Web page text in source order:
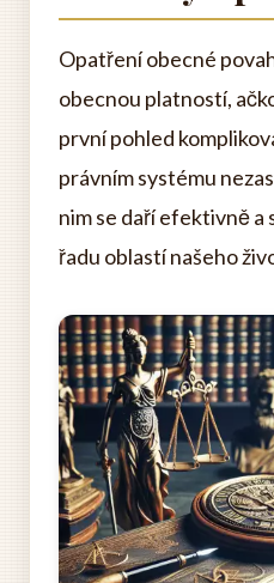
Opatření obecné
obecnou platností,
první pohled
právním systému
nim se daří efektivně
řadu oblastí našeho